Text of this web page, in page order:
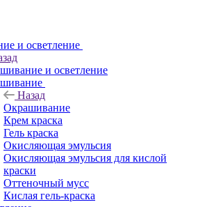
и осветление
и осветление
Назад
Окрашивание
Крем краска
Гель краска
Окисляющая эмульсия
Окисляющая эмульсия для кислой
краски
Оттеночный мусс
Кислая гель-краска